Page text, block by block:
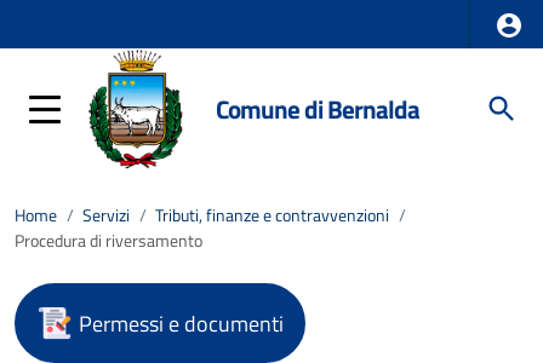
Comune di Bernalda
Home / Servizi / Tributi, finanze e contravvenzioni /
Procedura di riversamento
Permessi e documenti